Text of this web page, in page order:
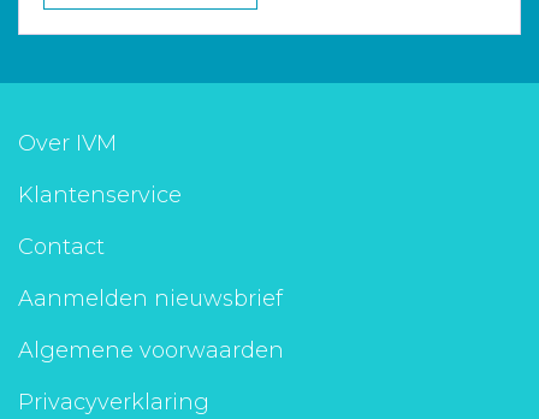
Over IVM
Klantenservice
Contact
Aanmelden nieuwsbrief
Algemene voorwaarden
Privacyverklaring